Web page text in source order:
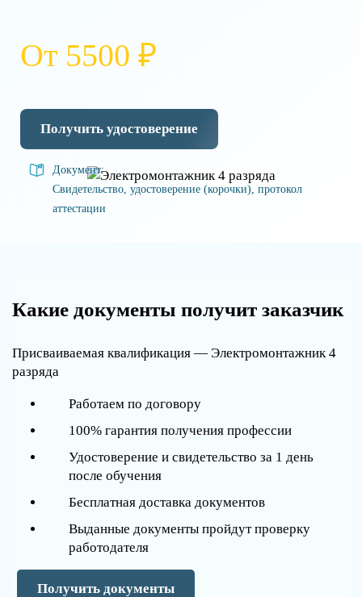
От 5500 ₽
Получить удостоверение
Документ:
Свидетельство, удостоверение (корочки), протокол
аттестации
Какие документы получит заказчик
Присваиваемая квалификация — Электромонтажник 4
разряда
Работаем по договору
100% гарантия получения профессии
Удостоверение и свидетельство за 1 день
после обучения
Бесплатная доставка документов
Выданные документы пройдут проверку
работодателя
Получить документы